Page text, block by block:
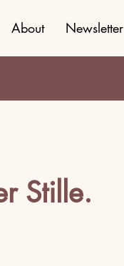
About Newsletter
Stille.